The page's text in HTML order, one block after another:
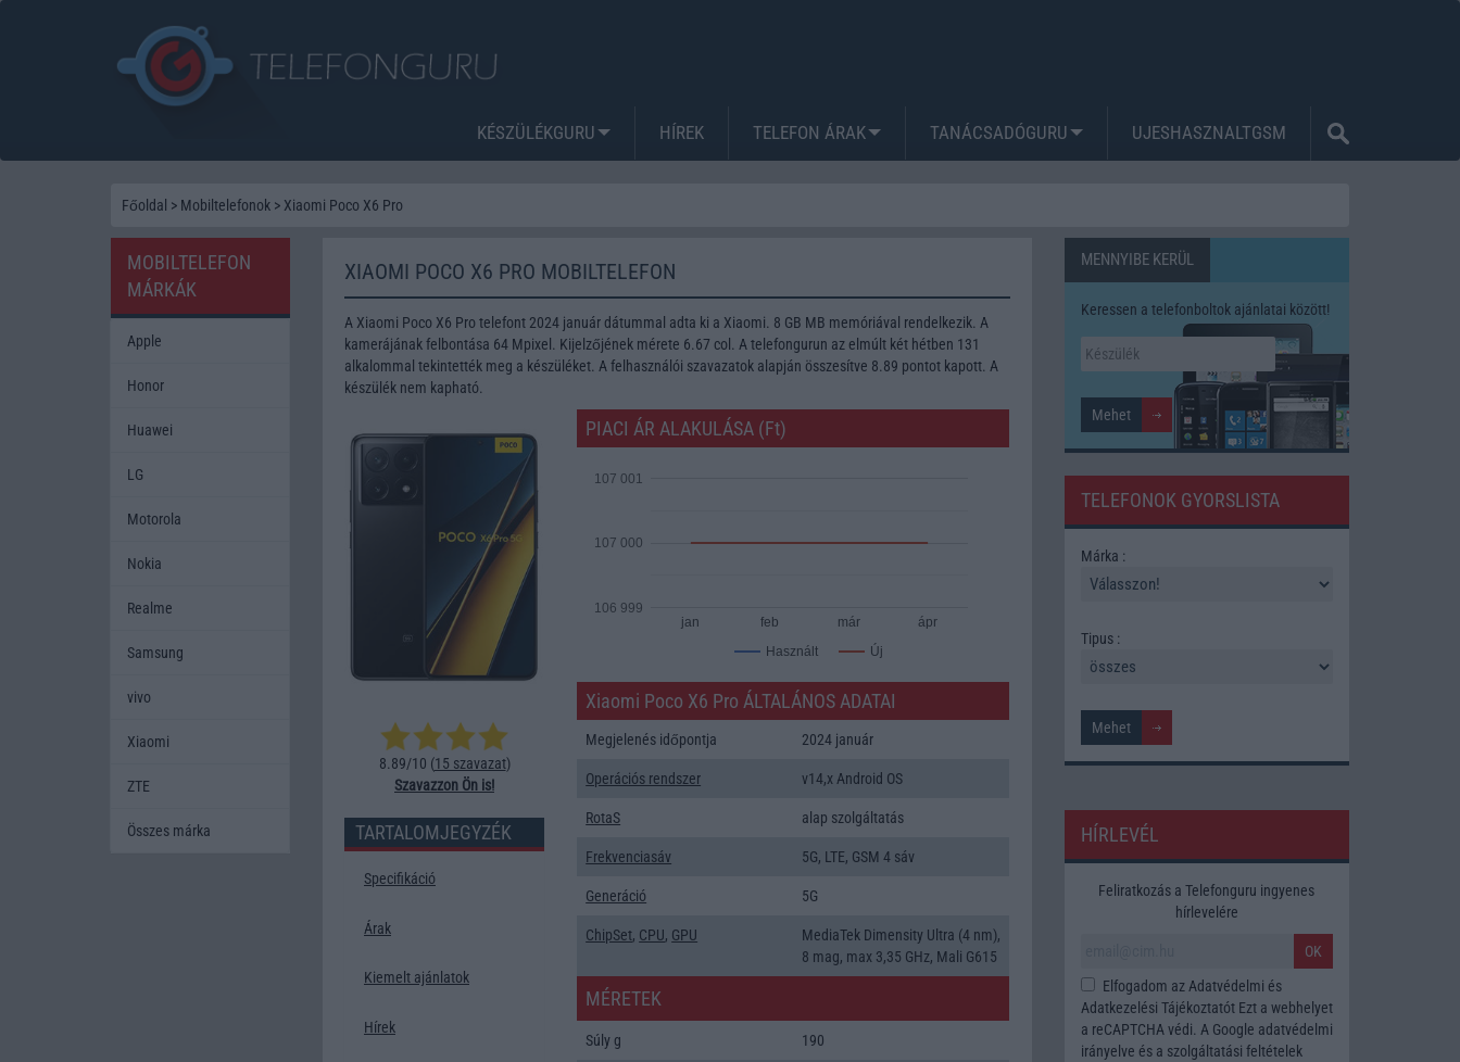
KÉSZÜLÉKGURU HÍREK TELEFON ÁRAK TANÁCSADÓGURU UJESHASZNALTGSM
Főoldal > Mobiltelefonok > Xiaomi Poco X6 Pro
XIAOMI POCO X6 PRO MOBILTELEFON
A Xiaomi Poco X6 Pro telefont 2024 január dátummal adta ki a Xiaomi. 8 GB MB memóriával rendelkezik. A
kamerájának felbontása 64 Mpixel. Kijelzőjének mérete 6.67 col. A telefongurun az elmúlt két hétben 131
alkalommal tekintették meg a készüléket. A felhasználói szavazatok alapján összesítve 8.89 pontot kapott. A
készülék nem kapható.
8.89/10 (15 szavazat)
Szavazzon Ön is!
TARTALOMJEGYZÉK
Specifikáció
Árak
Kiemelt ajánlatok
Hírek
PIACI ÁR ALAKULÁSA (Ft)
Használt Új
jan feb már ápr
106 999
107 000
107 001
Xiaomi Poco X6 Pro ÁLTALÁNOS ADATAI
Megjelenés időpontja 2024 január
Operációs rendszer v14,x Android OS
RotaS alap szolgáltatás
Frekvenciasáv 5G, LTE, GSM 4 sáv
Generáció 5G
ChipSet, CPU, GPU
MediaTek Dimensity Ultra (4 nm),
8 mag, max 3,35 GHz, Mali G615
MÉRETEK
Súly g 190
MENNYIBE KERÜL
Keressen a telefonboltok ajánlatai között!
TELEFONOK GYORSLISTA
Márka :
Tipus :
HÍRLEVÉL
Feliratkozás a Telefonguru ingyenes
hírlevelére
OK
Elfogadom az Adatvédelmi és
Adatkezelési TájékoztatótEzt a webhelyet
a reCAPTCHA védi. A Google adatvédelmi
irányelve és a szolgáltatási feltételek
MOBILTELEFON
MÁRKÁK
Apple
Honor
Huawei
LG
Motorola
Nokia
Realme
Samsung
vivo
Xiaomi
ZTE
Összes márka